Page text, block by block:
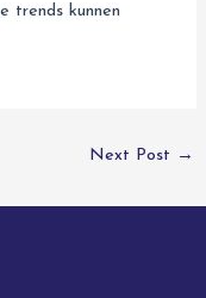
trends kunnen
Next Post →